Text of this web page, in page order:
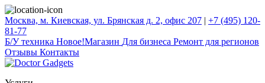
Москва, м. Киевская, ул. Брянская д. 2, офис 207 | +7 (495) 120-
81-77
Б/У техникa Новое!Магазин Для бизнеса Ремонт для регионов
Отзывы Контакты